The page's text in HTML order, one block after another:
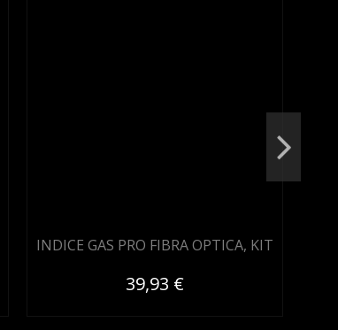
INDICE GAS PRO FIBRA OPTICA, KIT
39,93 €